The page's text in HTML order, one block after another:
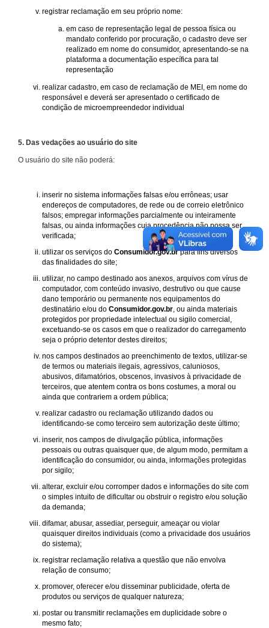
registrar reclamação em seu próprio nome:
em caso de representação legal de pessoa física ou
mandato conferido por procuração, o cadastro deve ser
realizado em nome do consumidor, apresentando-se na
plataforma a documentação específica para tal
representação
realizar cadastro, em caso de reclamação de MEI, em nome do
responsável e deverá ser apresentado o certificado de
condição de microempreendedor individual
5. Das vedações ao usuário do site
O usuário do site não poderá:
inserir no sistema informações falsas e/ou errôneas; usar
endereços de computadores, de rede ou de correio eletrônico
falsos; empregar informações parcialmente ou inteiramente
falsas, ou ainda informações cuja procedência não possa ser
verificada;
utilizar os serviços do Consumidor.gov.brpara fins diversos
das finalidades do site;
utilizar, no campo destinado aos anexos, arquivos com vírus de
computador, com conteúdo invasivo, destrutivo ou que cause
dano temporário ou permanente nos equipamentos do
destinatário e/ou do Consumidor.gov.br , ou ainda materiais
protegidos por propriedade intelectual ou sigilo comercial,
excetuando-se os casos em que o realizador do carregamento
seja o próprio detentor destes direitos;
nos campos destinados ao preenchimento de textos, utilizar-se
de termos ou materiais ilegais, agressivos, caluniosos,
abusivos, difamatórios, obscenos, invasivos à privacidade de
terceiros, que atentem contra os bons costumes, a moral ou
ainda que contrariem a ordem pública;
realizar cadastro ou reclamação utilizando dados ou
identificando-se como terceiro sem autorização deste último;
inserir, nos campos de divulgação pública, informações
pessoais ou outras quaisquer que, de algum modo, permitam a
identificação do consumidor, ou ainda, informações protegidas
por sigilo;
alterar, excluir e/ou corromper dados e informações do site com
o simples intuito de dificultar ou obstruir o registro e/ou solução
da demanda;
difamar, abusar, assediar, perseguir, ameaçar ou violar
quaisquer direitos individuais (como a privacidade dos usuários
do sistema);
registrar reclamação relativa a questão que não envolva
relação de consumo;
promover, oferecer e/ou disseminar publicidade, oferta de
produtos ou serviços de qualquer natureza;
postar ou transmitir reclamações em duplicidade sobre o
mesmo fato;